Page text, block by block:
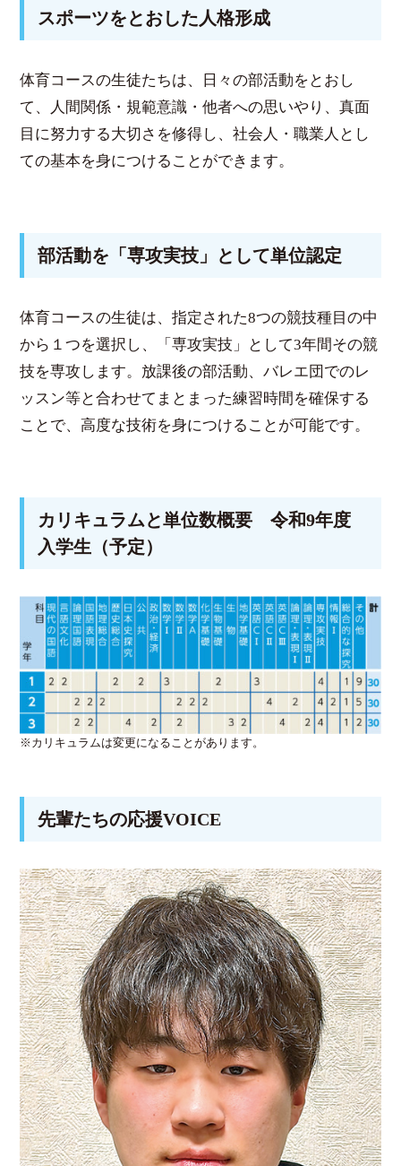
スポーツをとおした人格形成
体育コースの生徒たちは、日々の部活動をとおし
て、人間関係・規範意識・他者への思いやり、真面
目に努力する大切さを修得し、社会人・職業人とし
ての基本を身につけることができます。
部活動を「専攻実技」として単位認定
体育コースの生徒は、指定された8つの競技種目の中
から１つを選択し、「専攻実技」として3年間その競
技を専攻します。放課後の部活動、バレエ団でのレ
ッスン等と合わせてまとまった練習時間を確保する
ことで、高度な技術を身につけることが可能です。
カリキュラムと単位数概要 令和9年度
入学生（予定）
※カリキュラムは変更になることがあります。
先輩たちの応援VOICE